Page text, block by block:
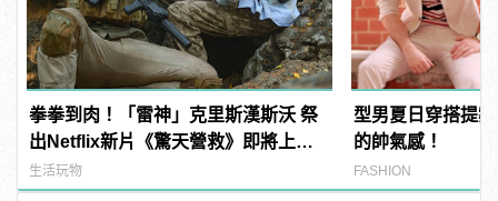
拳拳到肉！「雷神」克里斯漢斯沃 祭
出Netflix新片《驚天營救》即將上
線！
生活玩物
型男夏日穿搭提
的帥氣感！
FASHION